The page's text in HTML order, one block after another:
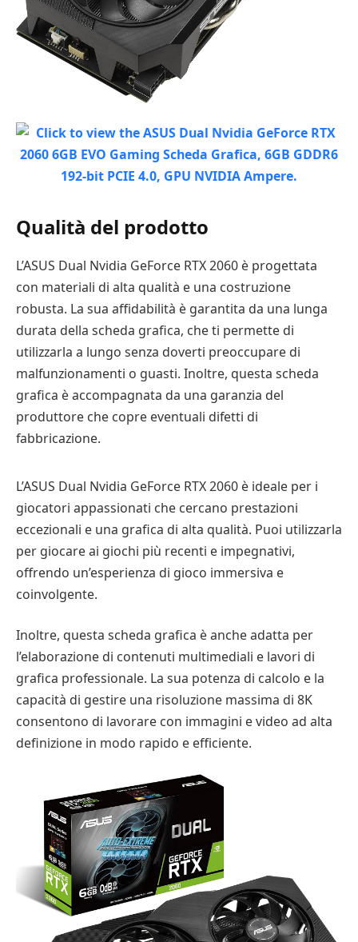
Qualità del prodotto
L’ASUS Dual Nvidia GeForce RTX 2060 è progettata
con materiali di alta qualità e una costruzione
robusta. La sua affidabilità è garantita da una lunga
durata della scheda grafica, che ti permette di
utilizzarla a lungo senza doverti preoccupare di
malfunzionamenti o guasti. Inoltre, questa scheda
grafica è accompagnata da una garanzia del
produttore che copre eventuali difetti di
fabbricazione.
L’ASUS Dual Nvidia GeForce RTX 2060 è ideale per i
giocatori appassionati che cercano prestazioni
eccezionali e una grafica di alta qualità. Puoi utilizzarla
per giocare ai giochi più recenti e impegnativi,
offrendo un’esperienza di gioco immersiva e
coinvolgente.
Inoltre, questa scheda grafica è anche adatta per
l’elaborazione di contenuti multimediali e lavori di
grafica professionale. La sua potenza di calcolo e la
capacità di gestire una risoluzione massima di 8K
consentono di lavorare con immagini e video ad alta
definizione in modo rapido e efficiente.